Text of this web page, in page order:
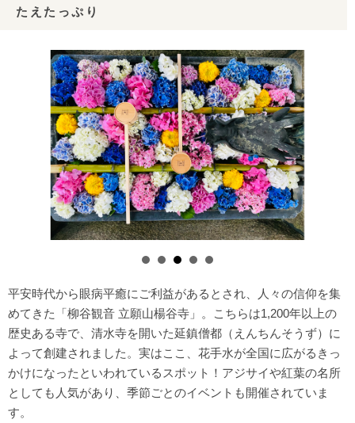
たえたっぷり
平安時代から眼病平癒にご利益があるとされ、人々の信仰を集
めてきた「柳谷観音 立願山楊谷寺」。こちらは1,200年以上の
歴史ある寺で、清水寺を開いた延鎮僧都（えんちんそうず）に
よって創建されました。実はここ、花手水が全国に広がるきっ
かけになったといわれているスポット！アジサイや紅葉の名所
としても人気があり、季節ごとのイベントも開催されていま
す。